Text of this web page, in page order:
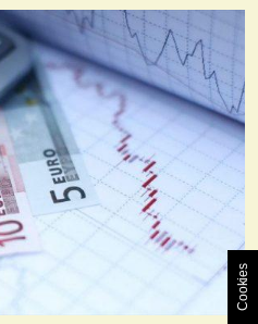
Cookies